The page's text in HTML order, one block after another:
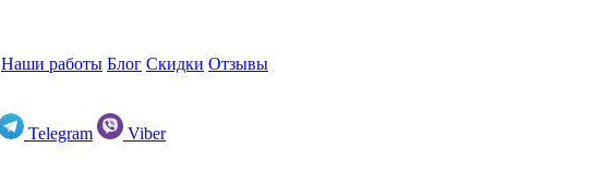
Наши работы Блог Скидки Отзывы
Telegram
Viber